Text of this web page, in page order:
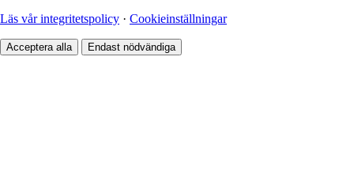
Läs vår integritetspolicy · Cookieinställningar
Acceptera alla Endast nödvändiga